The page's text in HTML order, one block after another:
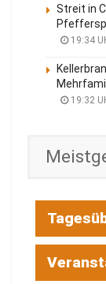
Streit in
19:34
19:32